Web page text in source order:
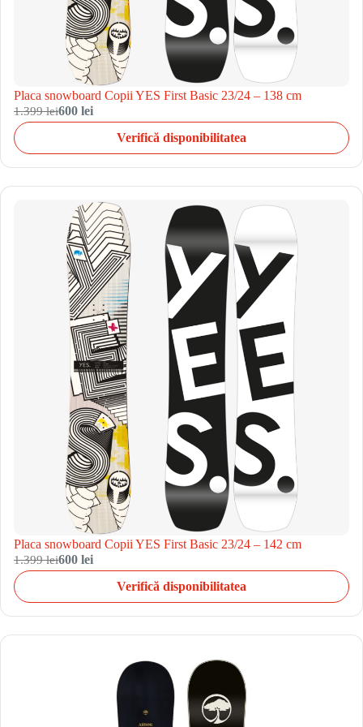
Placa snowboard Copii YES First Basic 23/24 – 138 cm
1.399 lei600 lei
Verifică disponibilitatea
Placa snowboard Copii YES First Basic 23/24 – 142 cm
1.399 lei600 lei
Verifică disponibilitatea